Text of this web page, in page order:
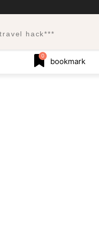
travel hack***
0
bookmark